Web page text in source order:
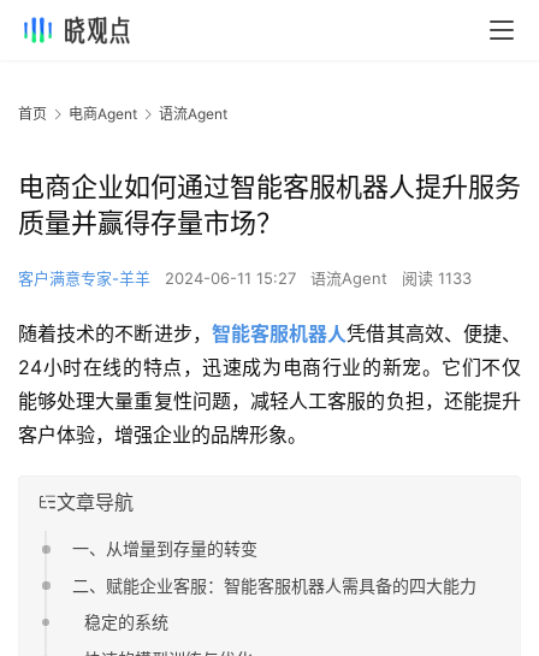
首页 电商Agent 语流Agent
电商企业如何通过智能客服机器人提升服务
质量并赢得存量市场？
客户满意专家-羊羊 2024-06-11 15:27 语流Agent 阅读 1133
随着技术的不断进步， 智能客服机器人凭借其高效、便捷、
24小时在线的特点，迅速成为电商行业的新宠。它们不仅
能够处理大量重复性问题，减轻人工客服的负担，还能提升
客户体验，增强企业的品牌形象。
文章导航
一、从增量到存量的转变
二、赋能企业客服：智能客服机器人需具备的四大能力
稳定的系统